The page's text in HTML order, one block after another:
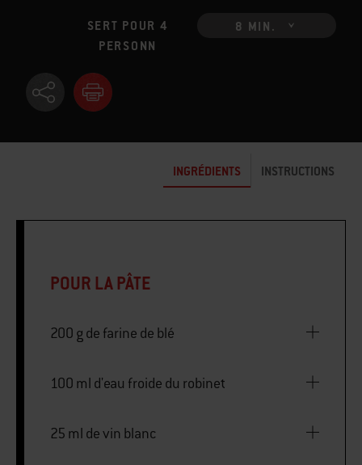
SERT POUR 4
PERSONN
8 MIN.
INGRÉDIENTS INSTRUCTIONS
POUR LA PÂTE
200 g de farine de blé
100 ml d'eau froide du robinet
25 ml de vin blanc